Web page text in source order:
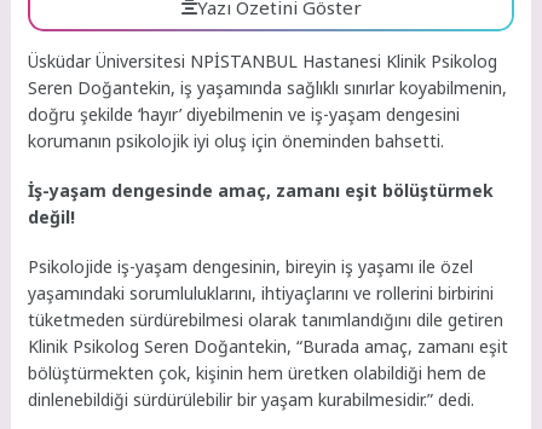
Yazı Özetini Göster
Üsküdar Üniversitesi NPİSTANBUL Hastanesi Klinik Psikolog
Seren Doğantekin, iş yaşamında sağlıklı sınırlar koyabilmenin,
doğru şekilde ‘hayır’ diyebilmenin ve iş-yaşam dengesini
korumanın psikolojik iyi oluş için öneminden bahsetti.
İş-yaşam dengesinde amaç, zamanı eşit bölüştürmek
değil!
Psikolojide iş-yaşam dengesinin, bireyin iş yaşamı ile özel
yaşamındaki sorumluluklarını, ihtiyaçlarını ve rollerini birbirini
tüketmeden sürdürebilmesi olarak tanımlandığını dile getiren
Klinik Psikolog Seren Doğantekin, “Burada amaç, zamanı eşit
bölüştürmekten çok, kişinin hem üretken olabildiği hem de
dinlenebildiği sürdürülebilir bir yaşam kurabilmesidir.” dedi.